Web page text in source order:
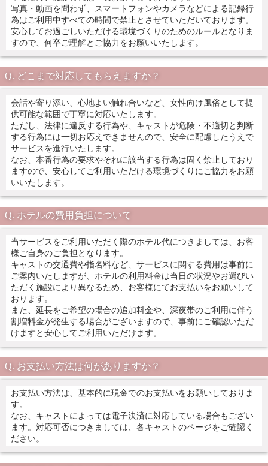
写真・動画を問わず、スマートフォンやカメラなどによる記録行
為はご利用中すべての時間で禁止とさせていただいております。
安心してお過ごしいただける環境づくりのためのルールとなりま
すので、何卒ご理解とご協力をお願いいたします。
どこまで対応してもらえますか？
会話や寄り添い、心地よい触れ合いなど、女性向け風俗として提
供可能な範囲で丁寧に対応いたします。
ただし、法律に違反する行為や、キャストが危険・不適切と判断
する行為には一切お応えできませんので、安全に配慮したうえで
サービスを進行いたします。
なお、本番行為の要求やそれに該当する行為は固く禁止しており
ますので、安心してご利用いただける環境づくりにご協力をお願
いいたします。
ホテルの費用負担について
当サービスをご利用いただく際のホテル代につきましては、お客
様ご自身のご負担となります。
キャストの交通費や指名料など、サービスに関する費用は事前に
ご案内いたしますが、ホテルの利用料金は当日の状況やお選びい
ただく施設により異なるため、お客様にてお支払いをお願いして
おります。
また、延長をご希望の場合の追加料金や、深夜帯のご利用に伴う
割増料金が発生する場合がございますので、事前にご確認いただ
けますと安心してご利用いただけます。
お支払い方法は何がありますか？
お支払い方法は、基本的に現金でのお支払いをお願いしておりま
す。
なお、キャストによっては電子決済に対応している場合もござい
ます。対応可否につきましては、各キャストのページをご確認く
ださい。